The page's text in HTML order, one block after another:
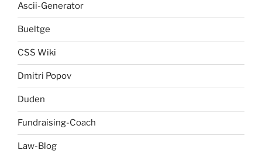
Ascii-Generator
Bueltge
CSS Wiki
Dmitri Popov
Duden
Fundraising-Coach
Law-Blog